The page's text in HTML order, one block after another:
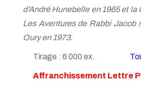
d’André Hunebelle en 1965 et
Les Aventures de Rabbi Jacob
Oury en 1973.
Tirage : 6 000 ex.
Affranchissement Lettre